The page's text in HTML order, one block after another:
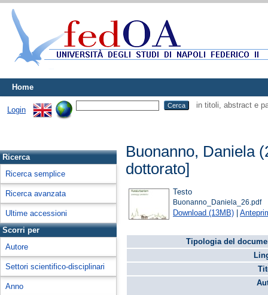
Home
Login
in titoli, abstract e
Ricerca
Ricerca semplice
Ricerca avanzata
Ultime accessioni
Scorri per
Autore
Settori scientifico-disciplinari
Anno
Buonanno, Daniela
dottorato]
Testo
Buonanno_Daniela_26.pdf
Download (13MB) |
Tipologia del